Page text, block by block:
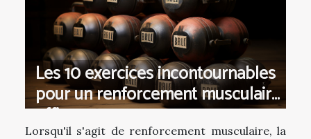
Les 10 exercices incontournables
pour un renforcement musculaire
efficace
Lorsqu'il s'agit de renforcement musculaire, la